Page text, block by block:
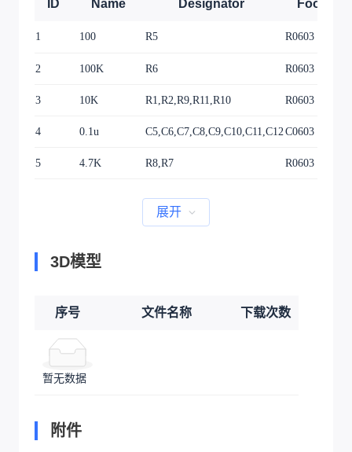
ID Name Designator Footprint
1 100 R5 R0603
2 100K R6 R0603
3 10K R1,R2,R9,R11,R10 R0603
4 0.1u C5,C6,C7,C8,C9,C10,C11,C12C0603
5 4.7K R8,R7 R0603
展开
3D模型
序号 文件名称 下载次数
暂无数据
附件